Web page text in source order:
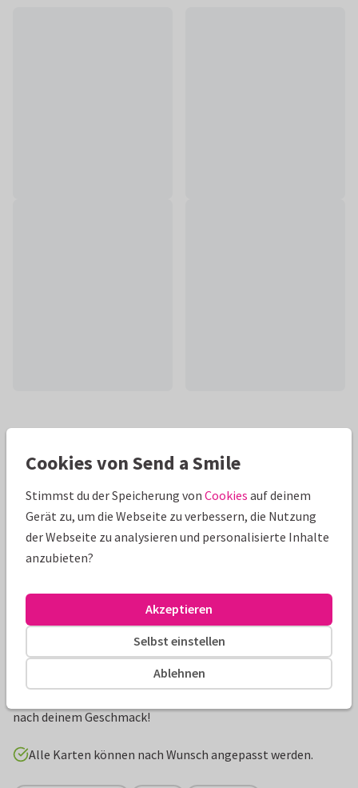
Produktinformation
Karte für eine Einladung zum Richtfest mit Platz für ein
nach deinem Geschmack!
Alle Karten können nach Wunsch angepasst werden.
Cookies von Send a Smile
Stimmst du der Speicherung von Cookies auf deinem
Gerät zu, um die Webseite zu verbessern, die Nutzung
der Webseite zu analysieren und personalisierte Inhalte
anzubieten?
Ablehnen
Selbst einstellen
Akzeptieren